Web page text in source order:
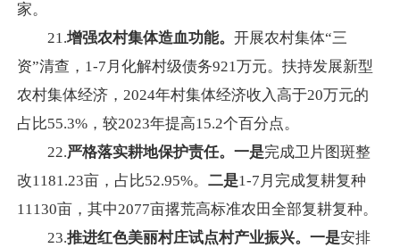
家。
21.增强农村集体造血功能。 开展农村集体“三
资”清查，1-7月化解村级债务921万元。扶持发展新型
农村集体经济，2024年村集体经济收入高于20万元的
占比55.3%，较2023年提高15.2个百分点。
22.严格落实耕地保护责任。一是完成卫片图斑整
改1181.23亩，占比52.95%。 二是1-7月完成复耕复种
11130亩，其中2077亩撂荒高标准农田全部复耕复种。
23.推进红色美丽村庄试点村产业振兴。一是安排